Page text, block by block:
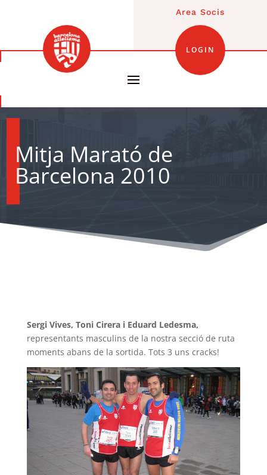
Area Socis
LOGIN
Mitja Marató de
Barcelona 2010
Sergi Vives, Toni Cirera i Eduard Ledesma,
representants masculins de la nostra secció de ruta
moments abans de la sortida. Tots 3 uns cracks!